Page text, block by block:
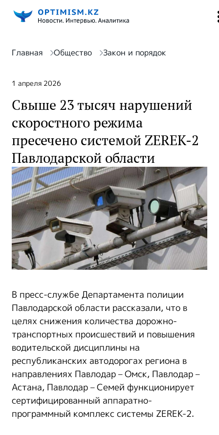
Главная Общество Закон и порядок
1 апреля 2026
Свыше 23 тысяч нарушений
скоростного режима
пресечено системой ZEREK-2
Павлодарской области
В пресс-службе Департамента полиции
Павлодарской области рассказали, что в
целях снижения количества дорожно-
транспортных происшествий и повышения
водительской дисциплины на
республиканских автодорогах региона в
направлениях Павлодар – Омск, Павлодар –
Астана, Павлодар – Семей функционирует
сертифицированный аппаратно-
программный комплекс системы ZEREK-2.